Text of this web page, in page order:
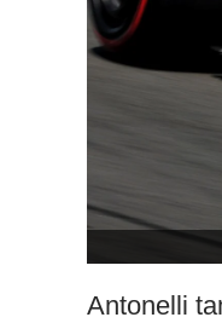
Antonelli